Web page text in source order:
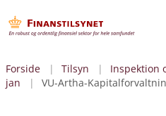
Forside Tilsyn Inspektion
jan
VU-Artha-